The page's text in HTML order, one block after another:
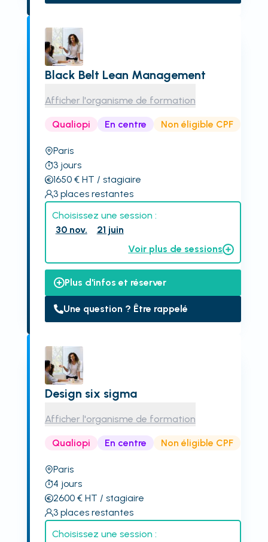
Black Belt Lean Management
Afficher l'organisme de formation
Qualiopi En centre Non éligible CPF
Paris
3 jours
1650€ HT / stagiaire
3 places restantes
Choisissez une session :
30 nov.
21 juin
Voir plus de sessions
Plus d'infos et réserver
Une question ? Être rappelé
Design six sigma
Afficher l'organisme de formation
Qualiopi En centre Non éligible CPF
Paris
4 jours
2600€ HT / stagiaire
3 places restantes
Choisissez une session :